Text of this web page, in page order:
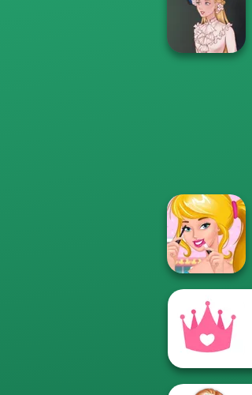
Rapunzel
Princess Riv...
Ellie's Morning
Routine